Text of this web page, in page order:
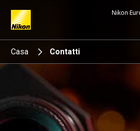
Nikon
Search keyword(s)
Casa Contatti